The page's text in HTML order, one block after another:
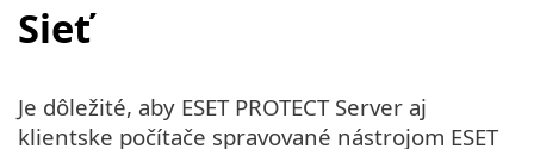
Sieť
Je dôležité, aby ESET PROTECT Server aj
klientske počítače spravované nástrojom ESET